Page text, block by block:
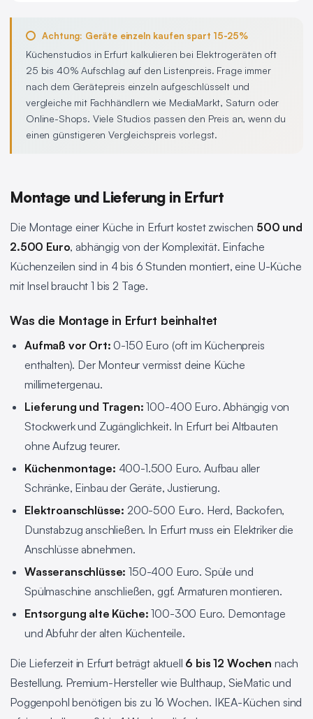
Achtung: Geräte einzeln kaufen spart 15-25%
Küchenstudios in Erfurt kalkulieren bei Elektrogeräten oft
25 bis 40% Aufschlag auf den Listenpreis. Frage immer
nach dem Gerätepreis einzeln aufgeschlüsselt und
vergleiche mit Fachhändlern wie MediaMarkt, Saturn oder
Online-Shops. Viele Studios passen den Preis an, wenn du
einen günstigeren Vergleichspreis vorlegst.
Montage und Lieferung in Erfurt
Die Montage einer Küche in Erfurt kostet zwischen 500 und
2.500 Euro, abhängig von der Komplexität. Einfache
Küchenzeilen sind in 4 bis 6 Stunden montiert, eine U-Küche
mit Insel braucht 1 bis 2 Tage.
Was die Montage in Erfurt beinhaltet
Aufmaß vor Ort: 0-150 Euro (oft im Küchenpreis
enthalten). Der Monteur vermisst deine Küche
millimetergenau.
Lieferung und Tragen: 100-400 Euro. Abhängig von
Stockwerk und Zugänglichkeit. In Erfurt bei Altbauten
ohne Aufzug teurer.
Küchenmontage: 400-1.500 Euro. Aufbau aller
Schränke, Einbau der Geräte, Justierung.
Elektroanschlüsse: 200-500 Euro. Herd, Backofen,
Dunstabzug anschließen. In Erfurt muss ein Elektriker die
Anschlüsse abnehmen.
Wasseranschlüsse: 150-400 Euro. Spüle und
Spülmaschine anschließen, ggf. Armaturen montieren.
Entsorgung alte Küche: 100-300 Euro. Demontage
und Abfuhr der alten Küchenteile.
Die Lieferzeit in Erfurt beträgt aktuell 6 bis 12 Wochen nach
Bestellung. Premium-Hersteller wie Bulthaup, SieMatic und
Poggenpohl benötigen bis zu 16 Wochen. IKEA-Küchen sind